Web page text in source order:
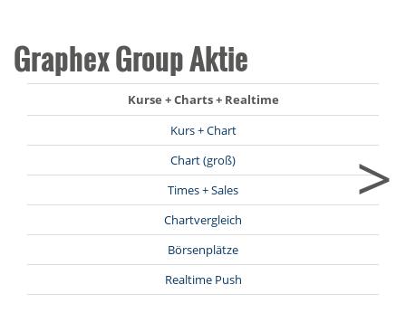
Graphex Group Aktie
Kurse + Charts + Realtime
Kurs + Chart
Chart (groß)
Times + Sales
Chartvergleich
Börsenplätze
Realtime Push
>